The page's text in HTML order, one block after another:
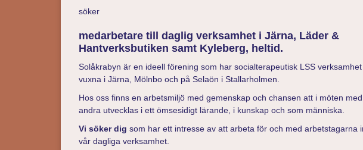
söker
medarbetare till daglig verksamhet i Järna, Läder &
Hantverksbutiken samt Kyleberg, heltid.
Solåkrabyn är en ideell förening som har socialterapeutisk LSS
vuxna i Järna, Mölnbo och på Selaön i Stallarholmen.
Hos oss finns en arbetsmiljö med gemenskap och chansen att i möten med
andra utvecklas i ett ömsesidigt lärande, i kunskap och som människa.
Vi söker dig som har ett intresse av att arbeta för och med arbetstagarna
vår dagliga verksamhet.